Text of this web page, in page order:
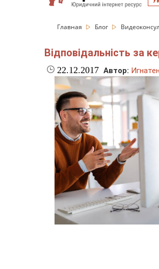
Главная Блог
Відповідальність за
22.12.2017 Автор: